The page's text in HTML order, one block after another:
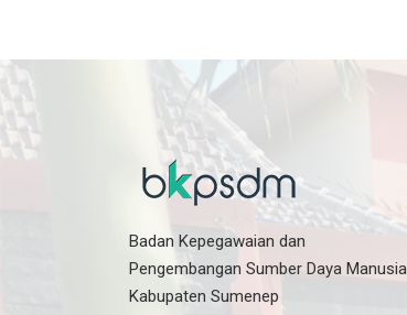
Badan Kepegawaian dan
Pengembangan Sumber Daya Manusia
Kabupaten Sumenep